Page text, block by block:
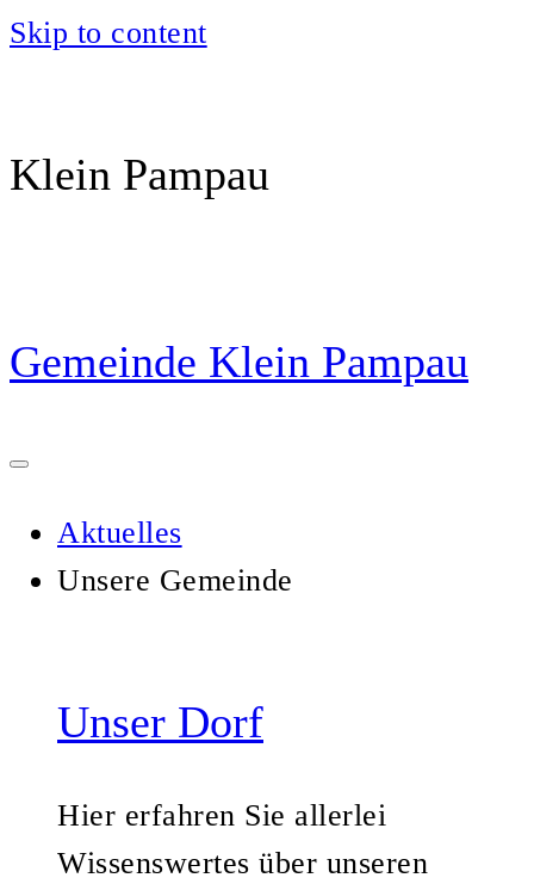
Skip to content
Klein Pampau
Gemeinde Klein Pampau
Aktuelles
Unsere Gemeinde
Unser Dorf
Hier erfahren Sie allerlei
Wissenswertes über unseren